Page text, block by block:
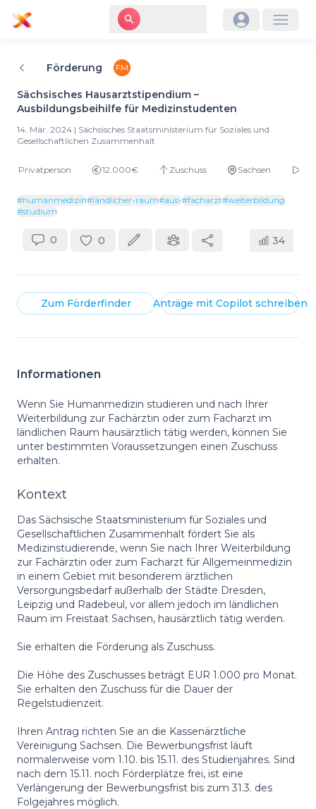
Förderung FM
Sächsisches Hausarztstipendium –
Ausbildungsbeihilfe für Medizinstudenten
14. Mär. 2024 | Sächsisches Staatsministerium für Soziales und
Gesellschaftlichen Zusammenhalt
Privatperson 12.000€ Zuschuss Sachsen
#humanmedizin#ländlicher-raum#aus-#facharzt#weiterbildung
#studium
0 0 34
Zum Förderfinder Anträge mit Copilotschreiben
Informationen
Wenn Sie Humanmedizin studieren und nach Ihrer
Weiterbildung zur Fachärztin oder zum Facharzt im
ländlichen Raum hausärztlich tätig werden, können Sie
unter bestimmten Voraussetzungen einen Zuschuss
erhalten.
Kontext
Das Sächsische Staatsministerium für Soziales und
Gesellschaftlichen Zusammenhalt fördert Sie als
Medizinstudierende, wenn Sie nach Ihrer Weiterbildung
zur Fachärztin oder zum Facharzt für Allgemeinmedizin
in einem Gebiet mit besonderem ärztlichen
Versorgungsbedarf außerhalb der Städte Dresden,
Leipzig und Radebeul, vor allem jedoch im ländlichen
Raum im Freistaat Sachsen, hausärztlich tätig werden.
Sie erhalten die Förderung als Zuschuss.
Die Höhe des Zuschusses beträgt EUR 1.000 pro Monat.
Sie erhalten den Zuschuss für die Dauer der
Regelstudienzeit.
Ihren Antrag richten Sie an die Kassenärztliche
Vereinigung Sachsen. Die Bewerbungsfrist läuft
normalerweise vom 1.10. bis 15.11. des Studienjahres. Sind
nach dem 15.11. noch Förderplätze frei, ist eine
Verlängerung der Bewerbungsfrist bis zum 31.3. des
Folgejahres möglich.